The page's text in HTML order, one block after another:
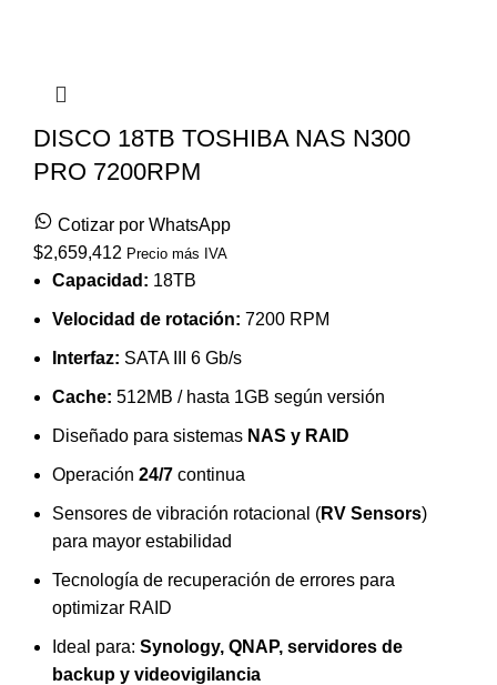
DISCO 18TB TOSHIBA NAS N300
PRO 7200RPM
Cotizar por WhatsApp
$2,659,412 Precio más IVA
Capacidad: 18TB
Velocidad de rotación: 7200 RPM
Interfaz: SATA III 6 Gb/s
Cache: 512MB / hasta 1GB según versión
Diseñado para sistemas NAS y RAID
Operación 24/7 continua
Sensores de vibración rotacional (RV Sensors)
para mayor estabilidad
Tecnología de recuperación de errores para
optimizar RAID
Ideal para: Synology, QNAP, servidores de
backup y videovigilancia